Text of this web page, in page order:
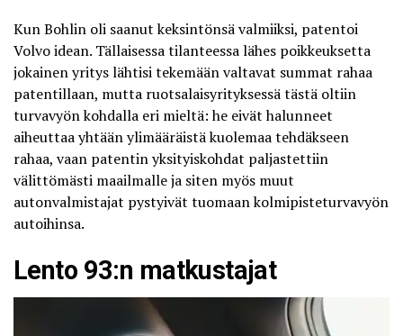
Kun Bohlin oli saanut keksintönsä valmiiksi, patentoi
Volvo idean. Tällaisessa tilanteessa lähes poikkeuksetta
jokainen yritys lähtisi tekemään valtavat summat rahaa
patentillaan, mutta ruotsalaisyrityksessä tästä oltiin
turvavyön kohdalla eri mieltä: he eivät halunneet
aiheuttaa yhtään ylimääräistä kuolemaa tehdäkseen
rahaa, vaan patentin yksityiskohdat paljastettiin
välittömästi maailmalle ja siten myös muut
autonvalmistajat pystyivät tuomaan kolmipisteturvavyön
autoihinsa.
Lento 93:n matkustajat